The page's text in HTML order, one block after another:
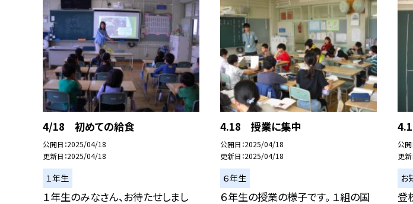
4/18 初めての給食
公開日 2025/04/18
更新日 2025/04/18
１年生
１年生のみなさん、お待たせしまし
4.18 授業に集中
公開日 2025/04/18
更新日 2025/04/18
６年生
６年生の授業の様子です。 １組の国
公開
更新
お
登